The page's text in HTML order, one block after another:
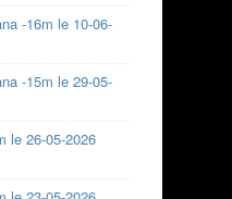
-16m le 10-06-
-15m le 29-05-
le 26-05-2026